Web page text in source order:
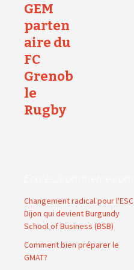
GEM
parten
aire du
FC
Grenob
le
Rugby
Changement radical pour l'ESC
Dijon qui devient Burgundy
School of Business (BSB)
Comment bien préparer le
GMAT?